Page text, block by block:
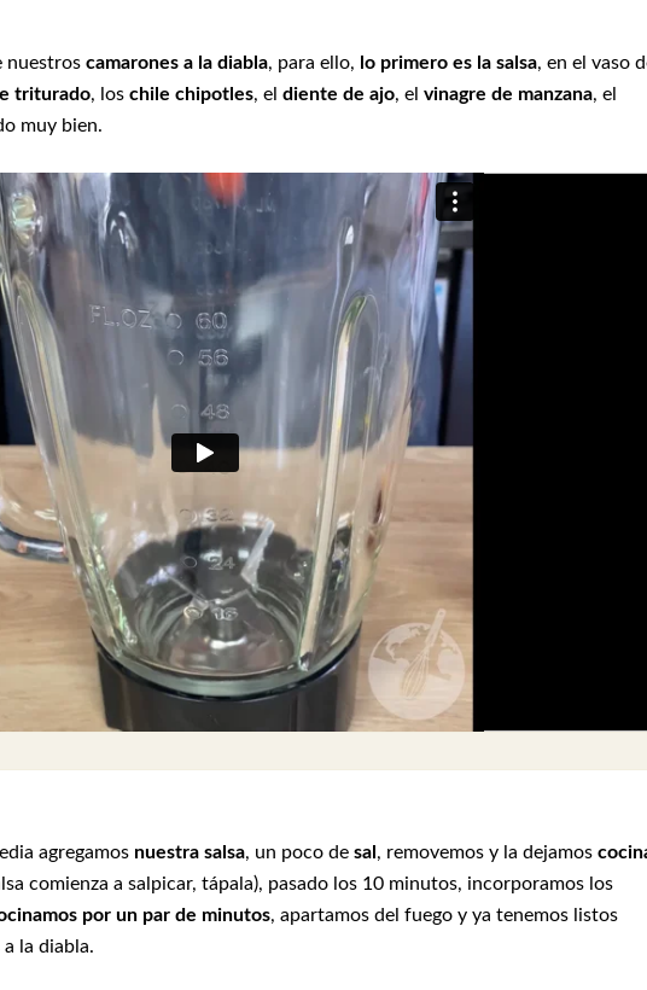
nuestros camarones a la diabla, para ello, lo primero es la salsa, en el vaso
triturado, los chile chipotles, el diente de ajo, el vinagre de manzana, el
muy bien.
agregamos nuestra salsa, un poco de sal , removemos y la dejamos
comienza a salpicar, tápala), pasado los 10 minutos, incorporamos los
por un par de minutos, apartamos del fuego y ya tenemos listos
la diabla.